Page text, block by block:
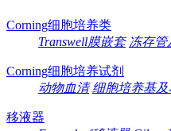
Corning细胞培养类
Transwell膜嵌套 冻存管
Corning细胞培养试剂
动物血清 细胞培养基
移液器